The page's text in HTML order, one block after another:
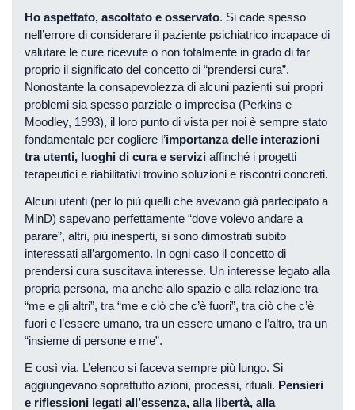
Ho aspettato, ascoltato e osservato. Si cade spesso
nell’errore di considerare il paziente psichiatrico incapace di
valutare le cure ricevute o non totalmente in grado di far
proprio il significato del concetto di “prendersi cura”.
Nonostante la consapevolezza di alcuni pazienti sui propri
problemi sia spesso parziale o imprecisa (Perkins e
Moodley, 1993), il loro punto di vista per noi è sempre stato
fondamentale per cogliere l’importanza delle interazioni
tra utenti, luoghi di cura e servizi affinché i progetti
terapeutici e riabilitativi trovino soluzioni e riscontri concreti.
Alcuni utenti (per lo più quelli che avevano già partecipato a
MinD) sapevano perfettamente “dove volevo andare a
parare”, altri, più inesperti, si sono dimostrati subito
interessati all’argomento. In ogni caso il concetto di
prendersi cura suscitava interesse. Un interesse legato alla
propria persona, ma anche allo spazio e alla relazione tra
“me e gli altri”, tra “me e ciò che c’è fuori”, tra ciò che c’è
fuori e l’essere umano, tra un essere umano e l’altro, tra un
“insieme di persone e me”.
E così via. L’elenco si faceva sempre più lungo. Si
aggiungevano soprattutto azioni, processi, rituali. Pensieri
e riflessioni legati all’essenza, alla libertà, alla